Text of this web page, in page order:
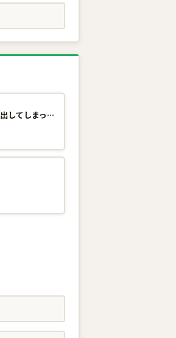
異世界で配信活動をしたら大量のヤンデレ信者を生み出してしまった件 7巻